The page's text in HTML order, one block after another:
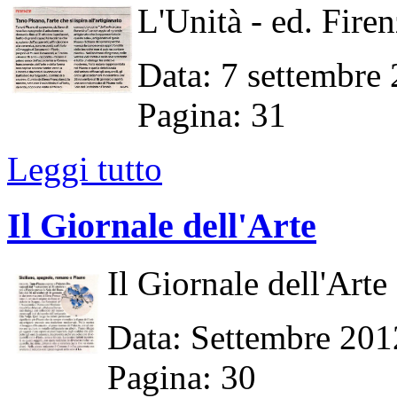
L'Unità - ed.
Data: 7 settembre
Pagina: 31
Leggi tutto
Il Giornale dell'Arte
Il Giornale dell'Arte
Data: Settembre
Pagina: 30